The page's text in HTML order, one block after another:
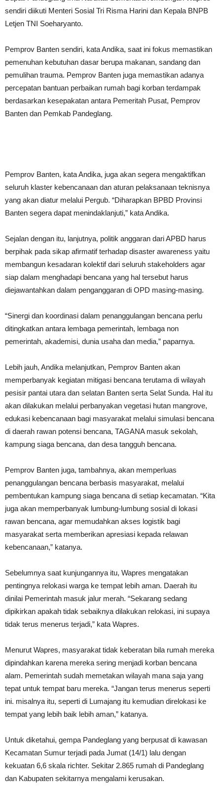
sendiri diikuti Menteri Sosial Tri Risma Harini dan Kepala BNPB
Letjen TNI Soeharyanto.
Pemprov Banten sendiri, kata Andika, saat ini fokus memastikan
pemenuhan kebutuhan dasar berupa makanan, sandang dan
pemulihan trauma. Pemprov Banten juga memastikan adanya
percepatan bantuan perbaikan rumah bagi korban terdampak
berdasarkan kesepakatan antara Pemeritah Pusat, Pemprov
Banten dan Pemkab Pandeglang.
Pemprov Banten, kata Andika, juga akan segera mengaktifkan
seluruh klaster kebencanaan dan aturan pelaksanaan teknisnya
yang akan diatur melalui Pergub. “Diharapkan BPBD Provinsi
Banten segera dapat menindaklanjuti,” kata Andika.
Sejalan dengan itu, lanjutnya, politik anggaran dari APBD harus
berpihak pada sikap afirmatif terhadap disaster awareness yaitu
membangun kesadaran kolektif dari seluruh stakeholders agar
siap dalam menghadapi bencana yang hal tersebut harus
diejawantahkan dalam penganggaran di OPD masing-masing.
“Sinergi dan koordinasi dalam penanggulangan bencana perlu
ditingkatkan antara lembaga pemerintah, lembaga non
pemerintah, akademisi, dunia usaha dan media,” paparnya.
Lebih jauh, Andika melanjutkan, Pemprov Banten akan
memperbanyak kegiatan mitigasi bencana terutama di wilayah
pesisir pantai utara dan selatan Banten serta Selat Sunda. Hal itu
akan dilakukan melalui perbanyakan vegetasi hutan mangrove,
edukasi kebencanaan bagi masyarakat melalui simulasi bencana
di daerah rawan potensi bencana, TAGANA masuk sekolah,
kampung siaga bencana, dan desa tangguh bencana.
Pemprov Banten juga, tambahnya, akan memperluas
penanggulangan bencana berbasis masyarakat, melalui
pembentukan kampung siaga bencana di setiap kecamatan. “Kita
juga akan memperbanyak lumbung-lumbung sosial di lokasi
rawan bencana, agar memudahkan akses logistik bagi
masyarakat serta memberikan apresiasi kepada relawan
kebencanaan,” katanya.
Sebelumnya saat kunjungannya itu, Wapres mengatakan
pentingnya relokasi warga ke tempat lebih aman. Daerah itu
dinilai Pemerintah masuk jalur merah. “Sekarang sedang
dipikirkan apakah tidak sebaiknya dilakukan relokasi, ini supaya
tidak terus menerus terjadi,” kata Wapres.
Menurut Wapres, masyarakat tidak keberatan bila rumah mereka
dipindahkan karena mereka sering menjadi korban bencana
alam. Pemerintah sudah memetakan wilayah mana saja yang
tepat untuk tempat baru mereka. “Jangan terus menerus seperti
ini. misalnya itu, seperti di Lumajang itu kemudian direlokasi ke
tempat yang lebih baik lebih aman,” katanya.
Untuk diketahui, gempa Pandeglang yang berpusat di kawasan
Kecamatan Sumur terjadi pada Jumat (14/1) lalu dengan
kekuatan 6,6 skala richter. Sekitar 2.865 rumah di Pandeglang
dan Kabupaten sekitarnya mengalami kerusakan.